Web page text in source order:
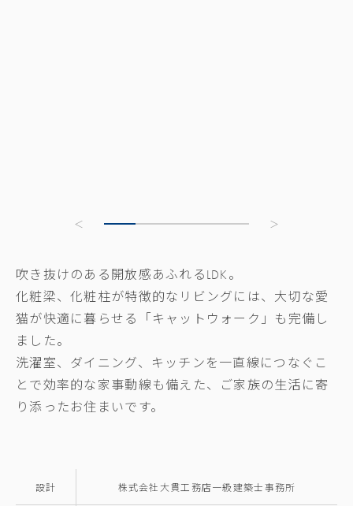
吹き抜けのある開放感あふれるLDK。
化粧梁、化粧柱が特徴的なリビングには、大切な愛
猫が快適に暮らせる「キャットウォーク」も完備し
ました。
洗濯室、ダイニング、キッチンを一直線につなぐこ
とで効率的な家事動線も備えた、ご家族の生活に寄
り添ったお住まいです。
設計 株式会社大貫工務店一級建築士事務所